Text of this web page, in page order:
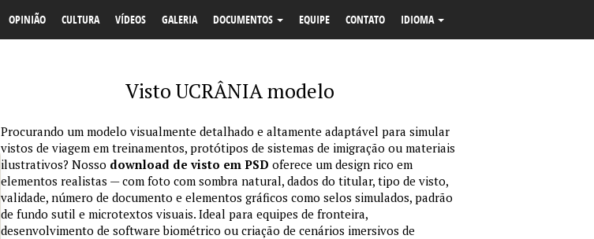
OPINIÃO CULTURA VÍDEOS GALERIA DOCUMENTOS EQUIPE CONTATO IDIOMA
Visto UCRÂNIA modelo
Procurando um modelo visualmente detalhado e altamente adaptável para simular
vistos de viagem em treinamentos, protótipos de sistemas de imigração ou materiais
ilustrativos? Nosso download de visto em PSD oferece um design rico em
elementos realistas — com foto com sombra natural, dados do titular, tipo de visto,
validade, número de documento e elementos gráficos como selos simulados, padrão
de fundo sutil e microtextos visuais. Ideal para equipes de fronteira,
desenvolvimento de software biométrico ou criação de cenários imersivos de